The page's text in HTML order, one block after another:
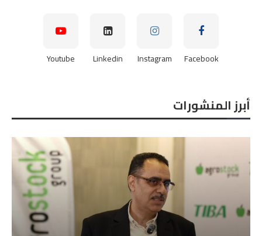
Facebook
Instagram
Linkedin
Youtube
أبرز المنشورات